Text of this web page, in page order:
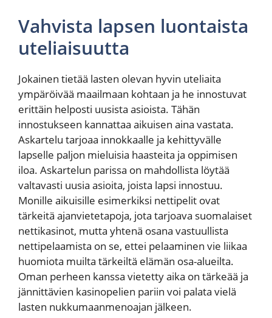
Vahvista lapsen luontaista
uteliaisuutta
Jokainen tietää lasten olevan hyvin uteliaita
ympäröivää maailmaan kohtaan ja he innostuvat
erittäin helposti uusista asioista. Tähän
innostukseen kannattaa aikuisen aina vastata.
Askartelu tarjoaa innokkaalle ja kehittyvälle
lapselle paljon mieluisia haasteita ja oppimisen
iloa. Askartelun parissa on mahdollista löytää
valtavasti uusia asioita, joista lapsi innostuu.
Monille aikuisille esimerkiksi nettipelit ovat
tärkeitä ajanvietetapoja, jota tarjoava suomalaiset
nettikasinot, mutta yhtenä osana vastuullista
nettipelaamista on se, ettei pelaaminen vie liikaa
huomiota muilta tärkeiltä elämän osa-alueilta.
Oman perheen kanssa vietetty aika on tärkeää ja
jännittävien kasinopelien pariin voi palata vielä
lasten nukkumaanmenoajan jälkeen.